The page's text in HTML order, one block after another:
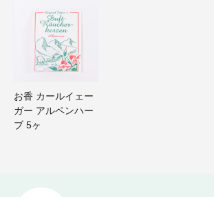
お香 カールイェー
ガー アルペンハー
ブ 5ヶ